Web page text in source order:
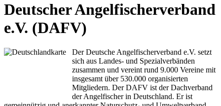
Deutscher Angelfischerverband
e.V. (DAFV)
Der Deutsche Angelfischerverband e.V. setzt
sich aus Landes- und Spezialverbänden
zusammen und vereint rund 9.000 Vereine mit
insgesamt über 530.000 organisierten
Mitgliedern. Der DAFV ist der Dachverband
der Angelfischer in Deutschland. Er ist